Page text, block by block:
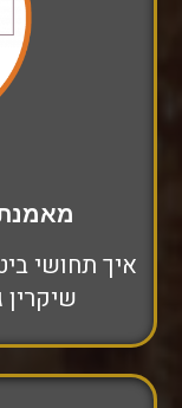
מאמנת
איך תחושי